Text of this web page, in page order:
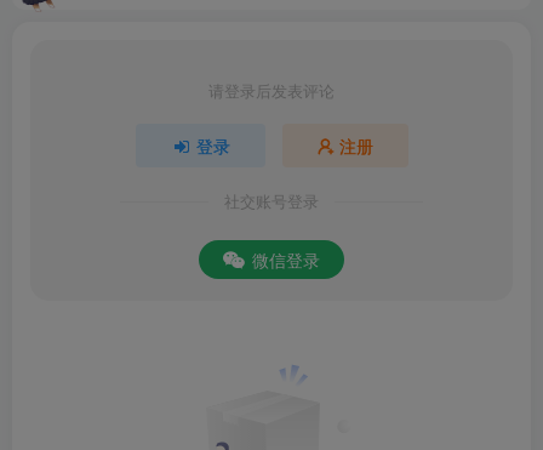
请登录后发表评论
登录 注册
社交账号登录
微信登录